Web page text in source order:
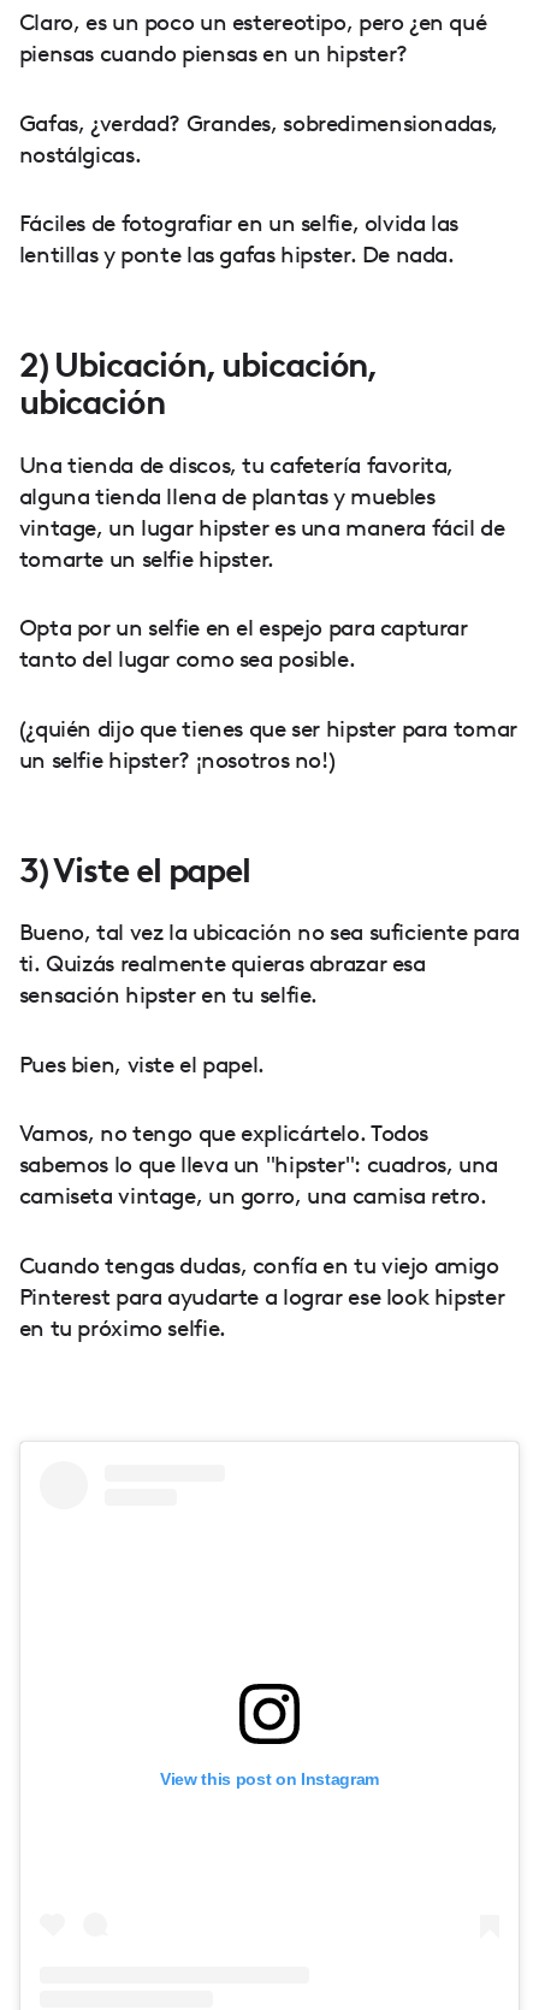
Claro, es un poco un estereotipo, pero ¿en qué
piensas cuando piensas en un hipster?
Gafas, ¿verdad? Grandes, sobredimensionadas,
nostálgicas.
Fáciles de fotografiar en un selfie, olvida las
lentillas y ponte las gafas hipster. De nada.
2) Ubicación, ubicación,
ubicación
Una tienda de discos, tu cafetería favorita,
alguna tienda llena de plantas y muebles
vintage, un lugar hipster es una manera fácil de
tomarte un selfie hipster.
Opta por un selfie en el espejo para capturar
tanto del lugar como sea posible.
(¿quién dijo que tienes que ser hipster para tomar
un selfie hipster? ¡nosotros no!)
3) Viste el papel
Bueno, tal vez la ubicación no sea suficiente para
ti. Quizás realmente quieras abrazar esa
sensación hipster en tu selfie.
Pues bien, viste el papel.
Vamos, no tengo que explicártelo. Todos
sabemos lo que lleva un "hipster": cuadros, una
camiseta vintage, un gorro, una camisa retro.
Cuando tengas dudas, confía en tu viejo amigo
Pinterest para ayudarte a lograr ese look hipster
en tu próximo selfie.
View this post on Instagram